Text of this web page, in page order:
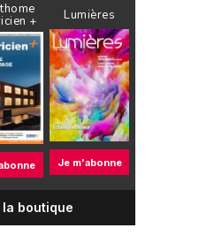
+ Lumières
Je m'abonne
boutique